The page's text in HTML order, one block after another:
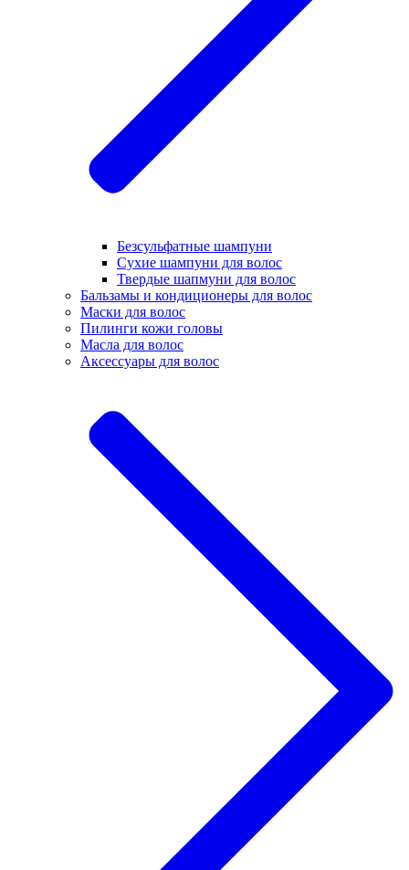
Безсульфатные шампуни
Сухие шампуни для волос
Твердые шапмуни для волос
Бальзамы и кондиционеры для волос
Маски для волос
Пилинги кожи головы
Масла для волос
Аксессуары для волос